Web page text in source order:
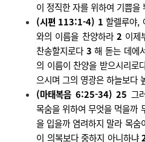
이 정직한 자를 위하여 기쁨을
(시편 113:1-4) 1 할렐루야,
와의 이름을 찬양하라 2 이제
찬송할지로다 3 해 돋는 데에
의 이름이 찬양을 받으시리로
으시며 그의 영광은 하늘보다
(마태복음 6:25-34) 25 그
목숨을 위하여 무엇을 먹을까
을 입을까 염려하지 말라 목숨
이 의복보다 중하지 아니하냐